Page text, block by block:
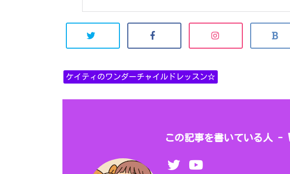
ケイティのワンダーチャイルドレッスン☆
この記事を書いている人 -